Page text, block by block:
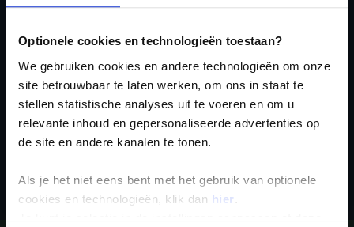
Optionele cookies en technologieën toestaan?
We gebruiken cookies en andere technologieën om onze
site betrouwbaar te laten werken, om ons in staat te
stellen statistische analyses uit te voeren en om u
relevante inhoud en gepersonaliseerde advertenties op
de site en andere kanalen te tonen.
Als je het niet eens bent met het gebruik van optionele
cookies en technologieën, klik dan hier .
Je kunt je selectie in de instellingen aanpassen of deze
nieuwsbrief